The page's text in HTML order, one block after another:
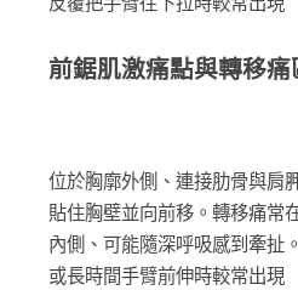
前鋸肌激痛點與轉移痛
位於胸廓外側、連接肋骨與肩
貼住胸壁並向前移。轉移痛常
內側、可能隨深呼吸感到牽扯
或長時間手臂前伸時較常出現